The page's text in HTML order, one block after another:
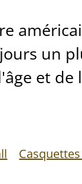
un
et de